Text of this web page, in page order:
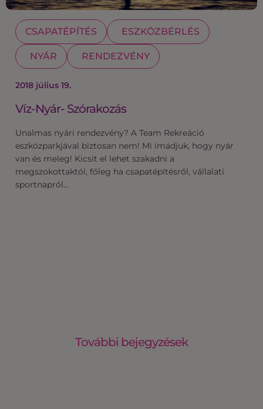
CSAPATÉPÍTÉS ESZKÖZBÉRLÉS
NYÁR RENDEZVÉNY
2018 július 19.
Víz-Nyár- Szórakozás
Unalmas nyári rendezvény? A Team Rekreáció
eszközparkjával biztosan nem! Mi imádjuk, hogy nyár
van és meleg! Kicsit el lehet szakadni a
megszokottaktól, főleg ha csapatépítésről, vállalati
sportnapról…
További bejegyzések